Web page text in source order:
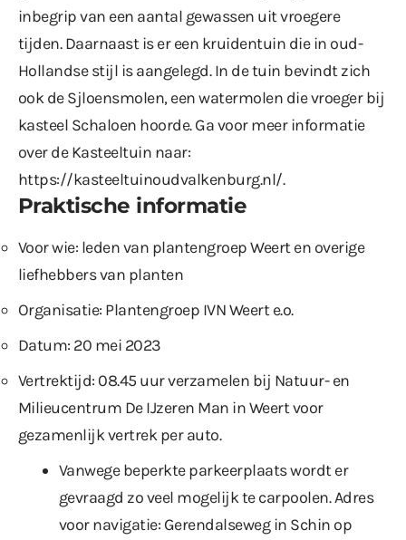
inbegrip van een aantal gewassen uit vroegere
tijden. Daarnaast is er een kruidentuin die in oud-
Hollandse stijl is aangelegd. In de tuin bevindt zich
ook de Sjloensmolen, een watermolen die vroeger bij
kasteel Schaloen hoorde. Ga voor meer informatie
over de Kasteeltuin naar:
https://kasteeltuinoudvalkenburg.nl/.
Praktische informatie
Voor wie: leden van plantengroep Weert en overige
liefhebbers van planten
Organisatie: Plantengroep IVN Weert e.o.
Datum: 20 mei 2023
Vertrektijd: 08.45 uur verzamelen bij Natuur- en
Milieucentrum De IJzeren Man in Weert voor
gezamenlijk vertrek per auto.
Vanwege beperkte parkeerplaats wordt er
gevraagd zo veel mogelijk te carpoolen. Adres
voor navigatie: Gerendalseweg in Schin op